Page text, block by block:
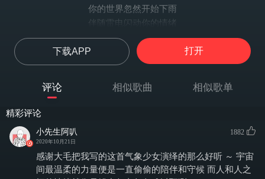
你的世界忽然开始下雨
伴随雷电闪动你的情绪
就算拥抱你的虚无背影
至少可以让我暂且平静
如果我拨开了所有乌云
摘下彩虹陪你四处旅行
热带 雨林 那边
热的很危险
下载APP 打开
评论 相似歌曲 相似歌单
精彩评论
小先生阿叭
2020年10月21日
1882
感谢大毛把我写的这首气象少女演绎的那么好听 ～ 宇宙
间最温柔的力量便是一直偷偷的陪伴和守候 而人和人之